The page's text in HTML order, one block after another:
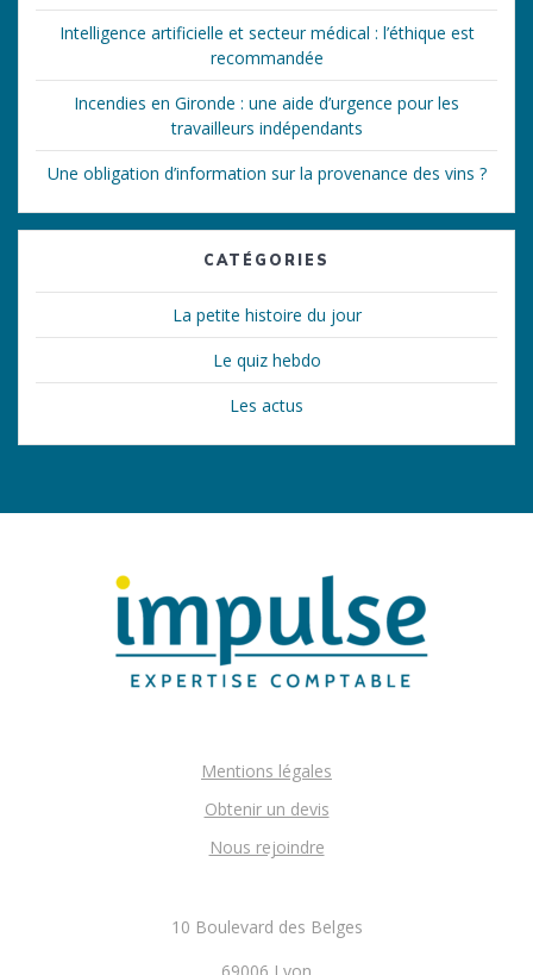
Intelligence artificielle et secteur médical : l’éthique est
recommandée
Incendies en Gironde : une aide d’urgence pour les
travailleurs indépendants
Une obligation d’information sur la provenance des vins ?
CATÉGORIES
La petite histoire du jour
Le quiz hebdo
Les actus
Mentions légales
Obtenir un devis
Nous rejoindre
10 Boulevard des Belges